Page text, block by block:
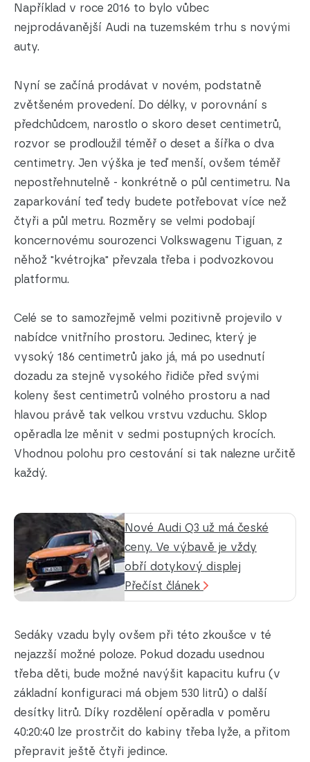
Například v roce 2016 to bylo vůbec
nejprodávanější Audi na tuzemském trhu s novými
auty.
Nyní se začíná prodávat v novém, podstatně
zvětšeném provedení. Do délky, v porovnání s
předchůdcem, narostlo o skoro deset centimetrů,
rozvor se prodloužil téměř o deset a šířka o dva
centimetry. Jen výška je teď menší, ovšem téměř
nepostřehnutelně - konkrétně o půl centimetru. Na
zaparkování teď tedy budete potřebovat více než
čtyři a půl metru. Rozměry se velmi podobají
koncernovému sourozenci Volkswagenu Tiguan, z
něhož "kvétrojka" převzala třeba i podvozkovou
platformu.
Celé se to samozřejmě velmi pozitivně projevilo v
nabídce vnitřního prostoru. Jedinec, který je
vysoký 186 centimetrů jako já, má po usednutí
dozadu za stejně vysokého řidiče před svými
koleny šest centimetrů volného prostoru a nad
hlavou právě tak velkou vrstvu vzduchu. Sklop
opěradla lze měnit v sedmi postupných krocích.
Vhodnou polohu pro cestování si tak nalezne určitě
každý.
Nové Audi Q3 už má české
ceny. Ve výbavě je vždy
obří dotykový displej
Přečíst článek
Sedáky vzadu byly ovšem při této zkoušce v té
nejazzší možné poloze. Pokud dozadu usednou
třeba děti, bude možné navýšit kapacitu kufru (v
základní konfiguraci má objem 530 litrů) o další
desítky litrů. Díky rozdělení opěradla v poměru
40:20:40 lze prostrčit do kabiny třeba lyže, a přitom
přepravit ještě čtyři jedince.